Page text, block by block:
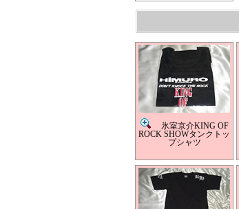
氷室京介KING OF
ROCK SHOWタンクトッ
プシャツ